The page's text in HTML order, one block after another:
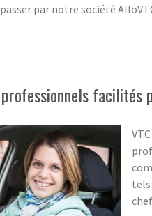
par notre société
facilités
tels